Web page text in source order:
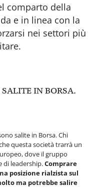
comparto della
e in linea con la
nei settori più
IN BORSA.
salite in Borsa. Chi
questa società trarrà un
dove il gruppo
di leadership.Comprare
posizione rialzista sul
ma potrebbe salire